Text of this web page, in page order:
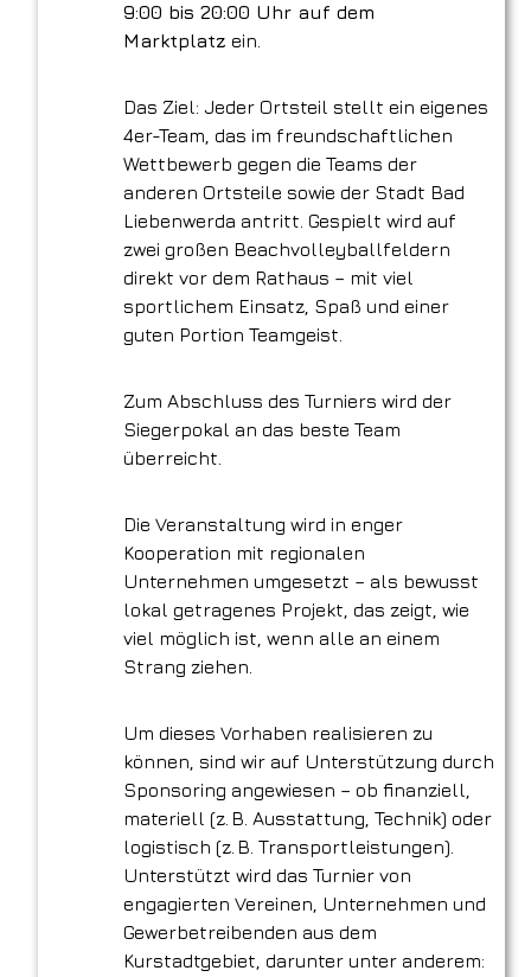
9:00 bis 20:00 Uhr auf dem
Marktplatz ein.
Das Ziel: Jeder Ortsteil stellt ein eigenes
4er-Team, das im freundschaftlichen
Wettbewerb gegen die Teams der
anderen Ortsteile sowie der Stadt Bad
Liebenwerda antritt. Gespielt wird auf
zwei großen Beachvolleyballfeldern
direkt vor dem Rathaus – mit viel
sportlichem Einsatz, Spaß und einer
guten Portion Teamgeist.
Zum Abschluss des Turniers wird der
Siegerpokal an das beste Team
überreicht.
Die Veranstaltung wird in enger
Kooperation mit regionalen
Unternehmen umgesetzt – als bewusst
lokal getragenes Projekt, das zeigt, wie
viel möglich ist, wenn alle an einem
Strang ziehen.
Um dieses Vorhaben realisieren zu
können, sind wir auf Unterstützung durch
Sponsoring angewiesen – ob finanziell,
materiell (z. B. Ausstattung, Technik) oder
logistisch (z. B. Transportleistungen).
Unterstützt wird das Turnier von
engagierten Vereinen, Unternehmen und
Gewerbetreibenden aus dem
Kurstadtgebiet, darunter unter anderem: